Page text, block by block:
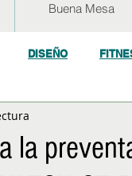
Buena Mesa
DISEÑO
ECO y RSE
la